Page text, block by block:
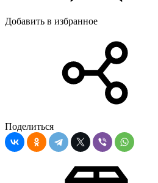
Добавить в избранное
Поделиться